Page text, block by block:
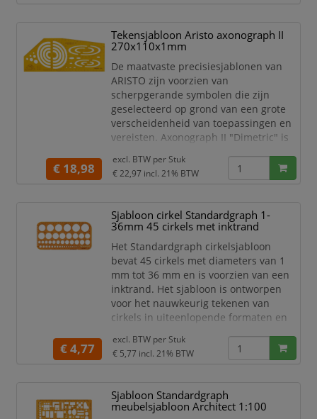
Voor cijfers
Uniforme belettering
Nauwkeurig aanbrengen
Sjabloonuitvoering
Voor markeringen
Voor opschriften
Tekensjabloon Aristo axonograph II
270x110x1mm
De maatvaste precisiesjablonen van
ARISTO zijn voorzien van
scherpgerande symbolen die zijn
geselecteerd op grond van een grote
verscheidenheid van toepassingen en
vereisten. Axonograph II "Dimetric" is
contrast versterkt oranje transparant
plastic en vergemakkelijkt het tekenen
dimetrisch perspectief: hoogte-
breedteverhouding: 1:1:0,5. ellipsen 3
€ 18,98
excl. BTW per Stuk
€ 22,97 incl. 21% BTW
Sjabloon cirkel Standardgraph 1-
36mm 45 cirkels met inktrand
Het Standardgraph cirkelsjabloon
bevat 45 cirkels met diameters van 1
mm tot 36 mm en is voorzien van een
inktrand. Het sjabloon is ontworpen
voor het nauwkeurig tekenen van
cirkels in uiteenlopende formaten en
tijdens het tekenen.
1-36 mm
Met inktrand
€ 4,77
excl. BTW per Stuk
€ 5,77 incl. 21% BTW
Sjabloon Standardgraph
meubelsjabloon Architect 1:100